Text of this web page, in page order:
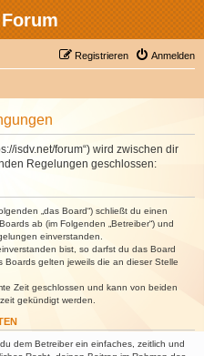
Anmelden
Registrieren
isdv.net/forum“) wird zwischen dir
Regelungen geschlossen:
„das Board“) schließt du einen
ab (im Folgenden „Betreiber“) und
einverstanden.
bist, so darfst du das Board
gelten jeweils die an dieser Stelle
Zeit geschlossen und kann von beiden
gekündigt werden.
dem Betreiber ein einfaches, zeitlich und